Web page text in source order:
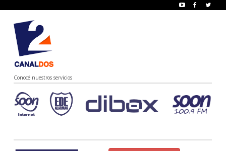
Conocé nuestros servicios